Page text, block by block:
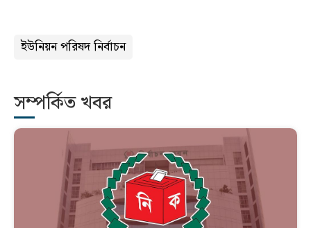
ইউনিয়ন পরিষদ নির্বাচন
সম্পর্কিত খবর